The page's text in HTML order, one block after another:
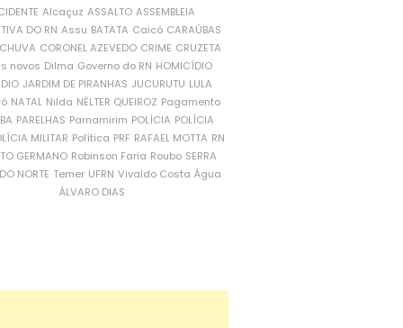
Alcaçuz ASSALTO ASSEMBLEIA
DO RN Assu BATATA Caicó CARAÚBAS
CORONEL AZEVEDO CRIME CRUZETA
novos Dilma Governo do RN HOMICÍDIO
JARDIM DE PIRANHAS JUCURUTU LULA
NATAL Nilda NÉLTER QUEIROZ Pagamento
PARELHAS Parnamirim POLÍCIA POLÍCIA
MILITAR Política PRF RAFAEL MOTTA RN
GERMANO Robinson Faria Roubo SERRA
NORTE Temer UFRN Vivaldo Costa Água
ÁLVARO DIAS